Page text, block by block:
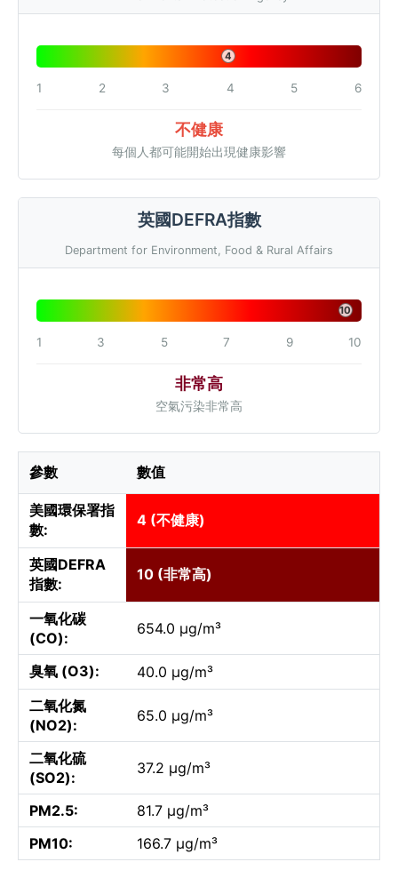
4
1 2 3 4 5 6
不健康
每個人都可能開始出現健康影響
英國DEFRA指數
Department for Environment, Food & Rural Affairs
10
1 3 5 7 9 10
非常高
空氣污染非常高
參數 數值
美國環保署指
數:
4 (不健康)
英國DEFRA
指數:
10 (非常高)
一氧化碳
(CO):
654.0 µg/m³
臭氧 (O3):
40.0 µg/m³
二氧化氮
(NO2):
65.0 µg/m³
二氧化硫
(SO2):
37.2 µg/m³
PM2.5:
81.7 µg/m³
PM10:
166.7 µg/m³